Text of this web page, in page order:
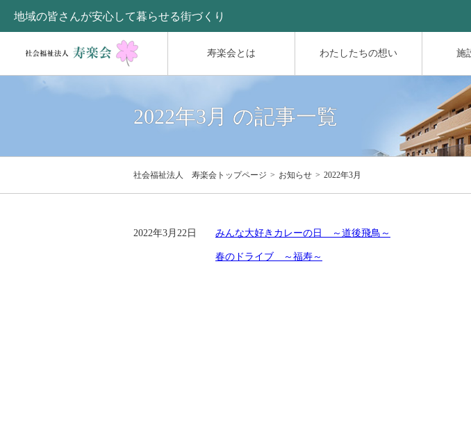
寿楽会とは わたしたちの想い 施
地域の皆さんが安心して暮らせる街づくり
2022年3月 の記事一覧
社会福祉法人 寿楽会トップページ お知らせ 2022年3月
2022年3月22日 みんな大好きカレーの日 ～道後飛鳥～
春のドライブ ～福寿～